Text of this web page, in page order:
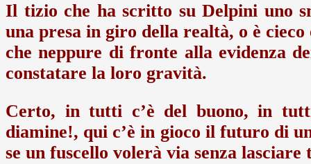
Il tizio che ha scritto su Delpini uno
una presa in giro della realtà, o è
che neppure di fronte alla evidenza
constatare la loro gravità.
Certo, in tutti c’è del buono, in
diamine!, qui c’è in gioco il futuro di
se un fuscello volerà via senza lasciare